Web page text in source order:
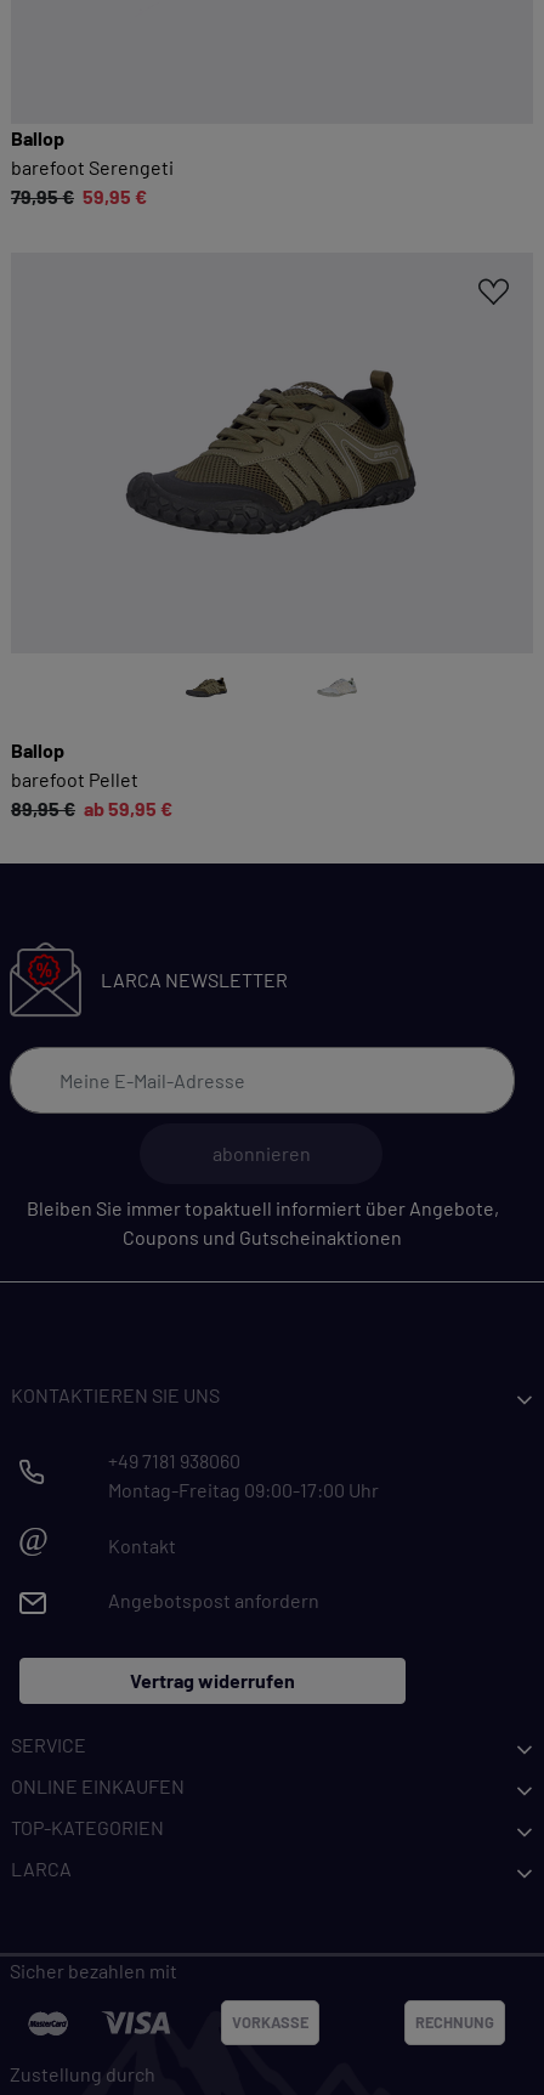
Ballop
barefoot Serengeti
79,95 € 59,95 €
Ballop
barefoot Pellet
89,95 € ab 59,95 €
LARCA NEWSLETTER
abonnieren
Bleiben Sie immer topaktuell informiert über Angebote,
Coupons und Gutscheinaktionen
KONTAKTIEREN SIE UNS
+49 7181 938060
Montag-Freitag 09:00-17:00 Uhr
@ Kontakt
Angebotspost anfordern
Vertrag widerrufen
SERVICE
ONLINE EINKAUFEN
TOP-KATEGORIEN
LARCA
Sicher bezahlen mit
VORKASSE RECHNUNG
Zustellung durch